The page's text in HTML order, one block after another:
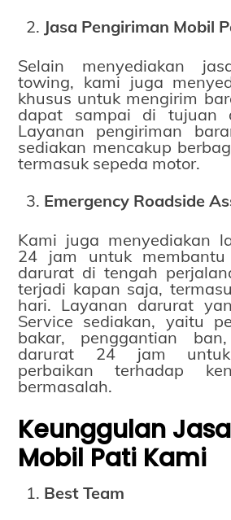
Jasa Pengiriman Mobil
Selain menyediakan
towing, kami juga
khusus untuk mengirim
dapat sampai di tujuan
Layanan pengiriman
sediakan mencakup
termasuk sepeda motor.
Emergency Roadside
Kami juga menyediakan
24 jam untuk membantu
darurat di tengah
terjadi kapan saja,
hari. Layanan darurat
Service sediakan, yaitu
bakar, penggantian
darurat 24 jam untuk
perbaikan terhadap
bermasalah.
Keunggulan
Mobil Pati Kami
Best Team